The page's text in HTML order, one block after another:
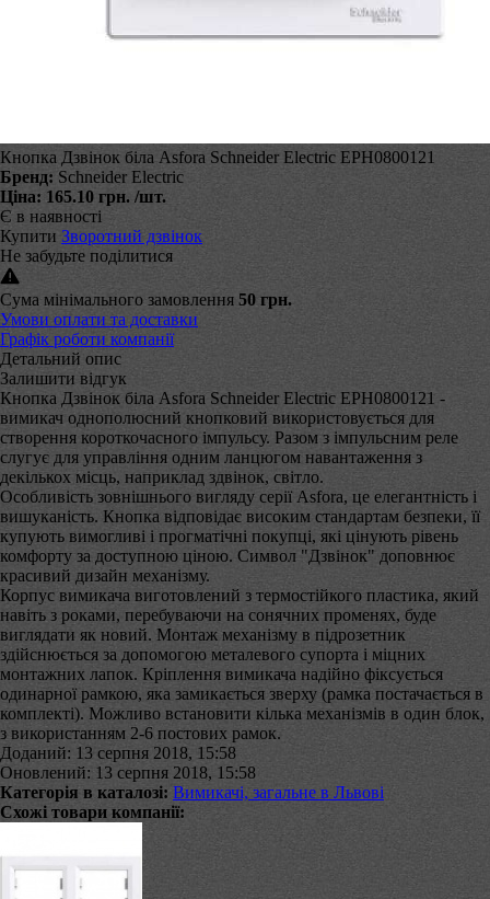
Кнопка Дзвінок біла Asfora Schneider Electric EPH0800121
Бренд: Schneider Electric
Ціна: 165.10 грн. /шт.
Є в наявності
Купити Зворотний дзвінок
Не забудьте поділитися
Сума мінімального замовлення 50 грн.
Умови оплати та доставки
Графік роботи компанії
Детальний опис
Залишити відгук
Кнопка Дзвінок біла Asfora Schneider Electric EPH0800121 -
вимикач однополюсний кнопковий використовується для
створення короткочасного імпульсу. Разом з імпульсним реле
слугує для управління одним ланцюгом навантаження з
декількох місць, наприклад здвінок, світло.
Особливість зовнішнього вигляду серії Asfora, це елегантність і
вишуканість. Кнопка відповідає високим стандартам безпеки, її
купують вимогливі і прогматічні покупці, які цінують рівень
комфорту за доступною ціною. Символ "Дзвінок" доповнює
красивий дизайн механізму.
Корпус вимикача виготовлений з термостійкого пластика, який
навіть з роками, перебуваючи на сонячних променях, буде
виглядати як новий. Монтаж механізму в підрозетник
здійснюється за допомогою металевого супорта і міцних
монтажних лапок. Кріплення вимикача надійно фіксується
одинарної рамкою, яка замикається зверху (рамка постачається в
комплекті). Можливо встановити кілька механізмів в один блок,
з використанням 2-6 постових рамок.
Доданий: 13 серпня 2018, 15:58
Оновлений: 13 серпня 2018, 15:58
Категорія в каталозі: Вимикачі, загальне в Львові
Схожі товари компанії: